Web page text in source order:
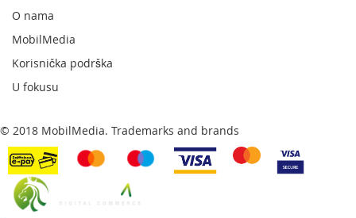
newsletter:
O nama
MobilMedia
Korisnička podrška
U fokusu
© 2018 MobilMedia. Trademarks and brands